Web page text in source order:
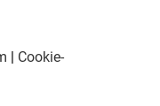
Cookie-